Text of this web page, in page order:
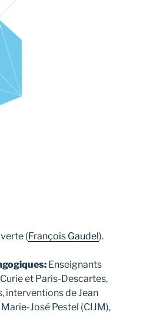
(François Gaudel).
Enseignants
et Paris-Descartes,
interventions de Jean
José Pestel (CIJM),